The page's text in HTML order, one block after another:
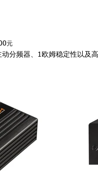
元
分频器、1欧姆稳定性以及